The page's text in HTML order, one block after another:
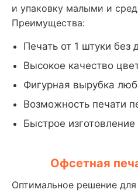
и упаковку малыми и
Преимущества:
Печать от 1 штуки без
Высокое качество
Фигурная вырубка
Возможность печати
Быстрое
Офсетная
Оптимальное решение